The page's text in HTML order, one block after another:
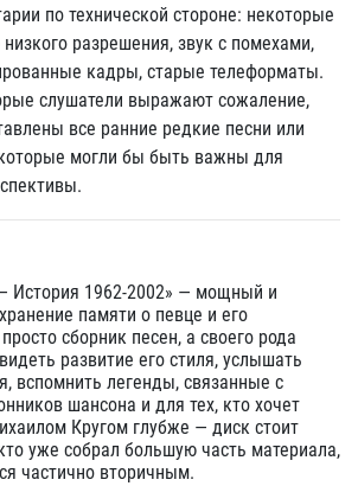
по технической стороне: некоторые
разрешения, звук с помехами,
кадры, старые телеформаты.
слушатели выражают сожаление,
все ранние редкие песни или
могли бы быть важны для
История 1962-2002» — мощный и
памяти о певце и его
сборник песен, а своего рода
развитие его стиля, услышать
вспомнить легенды, связанные с
шансона и для тех, кто хочет
Кругом глубже — диск стоит
уже собрал большую часть материала,
частично вторичным.